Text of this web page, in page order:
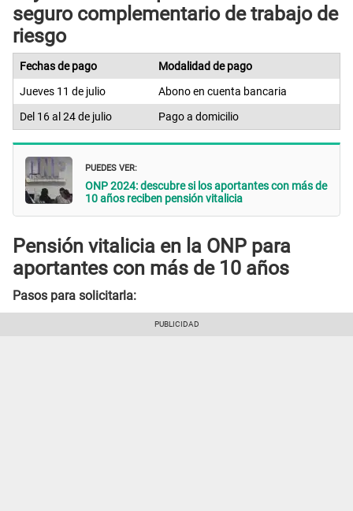
seguro complementario de trabajo de
riesgo
Fechas de pago
Modalidad de pago
Jueves 11 de julio
Abono en cuenta bancaria
Del 16 al 24 de julio
Pago a domicilio
PUEDES VER:
ONP 2024: descubre si los aportantes con más de
10 años reciben pensión vitalicia
Pensión vitalicia en la ONP para
aportantes con más de 10 años
Pasos para solicitarla: